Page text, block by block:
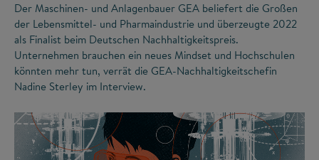
Der Maschinen- und Anlagenbauer GEA beliefert die Großen
der Lebensmittel- und Pharmaindustrie und überzeugte 2022
als Finalist beim Deutschen Nachhaltigkeitspreis.
Unternehmen brauchen ein neues Mindset und Hochschulen
könnten mehr tun, verrät die GEA-Nachhaltigkeitschefin
Nadine Sterley im Interview.